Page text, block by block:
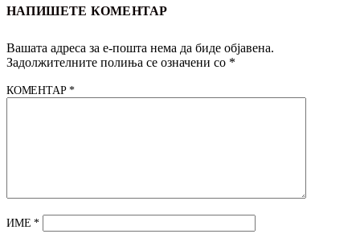
НАПИШЕТЕ КОМЕНТАР
Вашата адреса за е-пошта нема да биде објавена.
Задолжителните полиња се означени со *
КОМЕНТАР*
ИМЕ*